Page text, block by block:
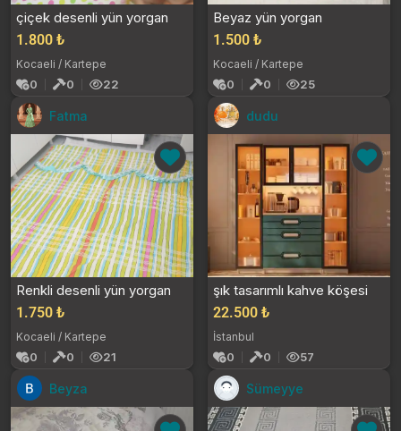
çiçek desenli yün yorgan
1.800 ₺
Kocaeli / Kartepe
0 0 22
Beyaz yün yorgan
1.500 ₺
Kocaeli / Kartepe
0 0 25
Fatma
Renkli desenli yün yorgan
1.750 ₺
Kocaeli / Kartepe
0 0 21
dudu
şık tasarımlı kahve köşesi
22.500 ₺
İstanbul
0 0 57
Beyza Sümeyye